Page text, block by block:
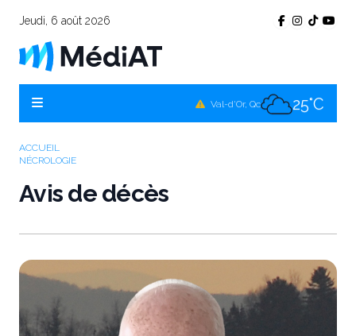
Jeudi, 6 août 2026
Val-d'Or, Qc 25°C
ACCUEIL
NÉCROLOGIE
Avis de décès